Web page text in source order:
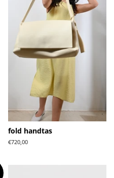
fold handtas
Normale
€720,00